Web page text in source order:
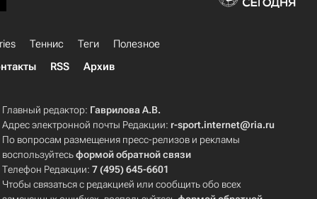
Теннис Теги
Полезное
RSS Архив
Главный редактор: Гаврилова А.В.
Адрес электронной почты Редакции: r-sport.internet@ria.ru
По вопросам размещения пресс-релизов и рекламы
воспользуйтесьформой обратной связи
Телефон Редакции:7 (495) 645-6601
Чтобы связаться с редакцией или сообщить обо всех